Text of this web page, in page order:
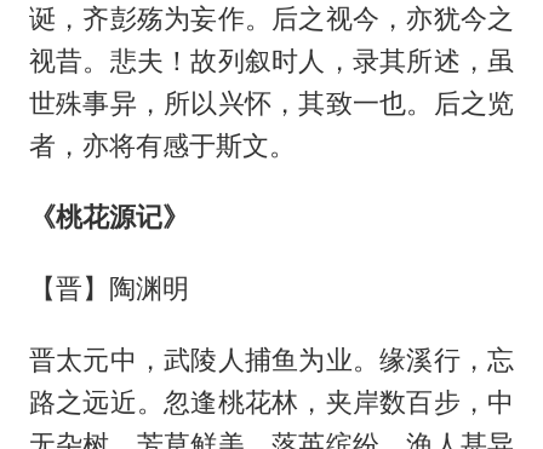
诞，齐彭殇为妄作。后之视今，亦犹今之
视昔。悲夫！故列叙时人，录其所述，虽
世殊事异，所以兴怀，其致一也。后之览
者，亦将有感于斯文。
《桃花源记》
【晋】陶渊明
晋太元中，武陵人捕鱼为业。缘溪行，忘
路之远近。忽逢桃花林，夹岸数百步，中